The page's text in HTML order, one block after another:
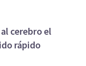
cerebro el
rápido